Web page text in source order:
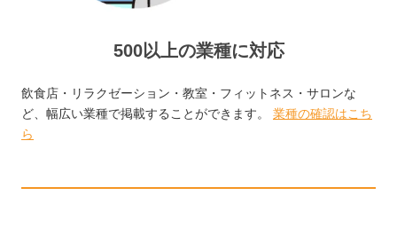
500以上の業種に対応
飲食店・リラクゼーション・教室・フィットネス・サロンな
ど、幅広い業種で掲載することができます。 業種の確認はこち
ら